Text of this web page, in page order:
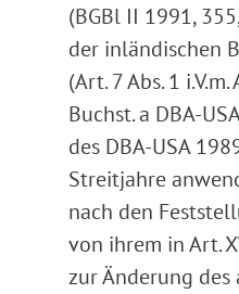
(BGBl II 1991,
der inländischen
(Art. 7 Abs. 1
Buchst. a DBA-
des DBA-USA
Streitjahre
nach den
von ihrem in Art.
zur Änderung des